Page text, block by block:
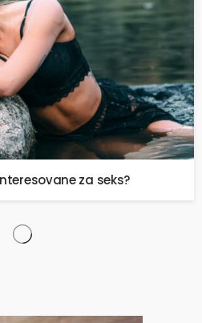
za seks?